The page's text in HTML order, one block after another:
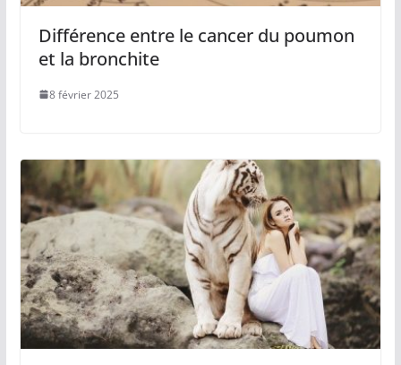
Différence entre le cancer du poumon
et la bronchite
8 février 2025